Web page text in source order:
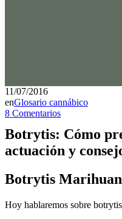
11/07/2016
enGlosario cannábico
8 Comentarios
Botrytis: Cómo
actuación y
Botrytis
Hoy hablaremos sobre